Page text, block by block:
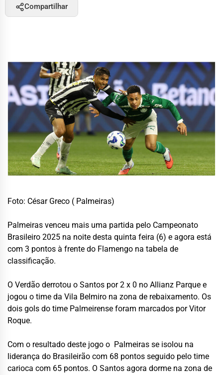
Compartilhar
Foto: César Greco ( Palmeiras)
Palmeiras venceu mais uma partida pelo Campeonato
Brasileiro 2025 na noite desta quinta feira (6) e agora está
com 3 pontos à frente do Flamengo na tabela de
classificação.
O Verdão derrotou o Santos por 2 x 0 no Allianz Parque e
jogou o time da Vila Belmiro na zona de rebaixamento. Os
dois gols do time Palmeirense foram marcados por Vitor
Roque.
Com o resultado deste jogo o Palmeiras se isolou na
liderança do Brasileirão com 68 pontos seguido pelo time
carioca com 65 pontos. O Santos agora dorme na zona de